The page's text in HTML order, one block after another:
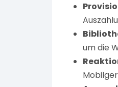
um die